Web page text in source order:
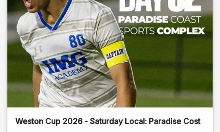
Weston Cup 2026 - Saturday Local: Paradise Cost